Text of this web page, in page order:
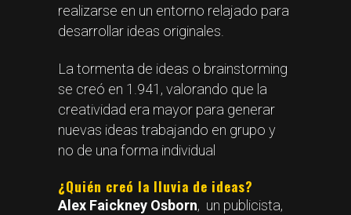
realizarse en un entorno relajado para
desarrollar ideas originales.
La tormenta de ideas o brainstorming
se creó en 1.941, valorando que la
creatividad era mayor para generar
nuevas ideas trabajando en grupo y
no de una forma individual
¿Quién creó la lluvia de ideas?
Alex Faickney Osborn, un publicista,